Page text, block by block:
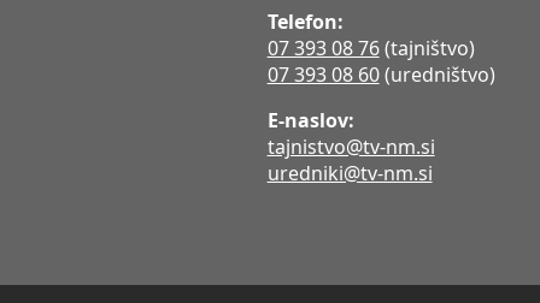
Telefon:
07 393 08 76(tajništvo)
07 393 08 60(uredništvo)
E-naslov:
tajnistvo@tv-nm.si
uredniki@tv-nm.si